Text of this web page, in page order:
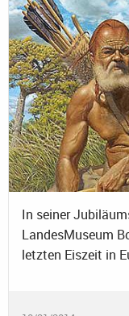
In seiner
LandesMuseum
letzten Eiszeit in